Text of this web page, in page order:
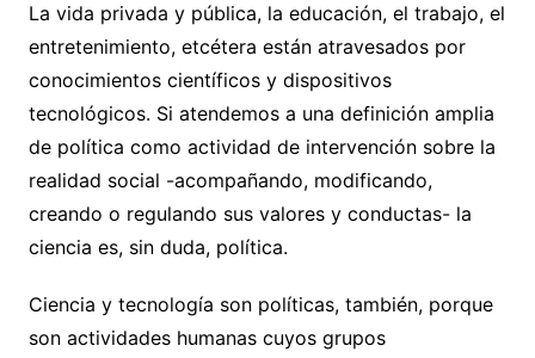
La vida privada y pública, la educación, el trabajo, el
entretenimiento, etcétera están atravesados por
conocimientos científicos y dispositivos
tecnológicos. Si atendemos a una definición amplia
de política como actividad de intervención sobre la
realidad social -acompañando, modificando,
creando o regulando sus valores y conductas- la
ciencia es, sin duda, política.
Ciencia y tecnología son políticas, también, porque
son actividades humanas cuyos grupos